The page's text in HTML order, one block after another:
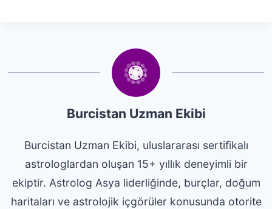
Burcistan Uzman Ekibi
Burcistan Uzman Ekibi, uluslararası sertifikalı
astrologlardan oluşan 15+ yıllık deneyimli bir
ekiptir. Astrolog Asya liderliğinde, burçlar, doğum
haritaları ve astrolojik içgörüler konusunda otorite